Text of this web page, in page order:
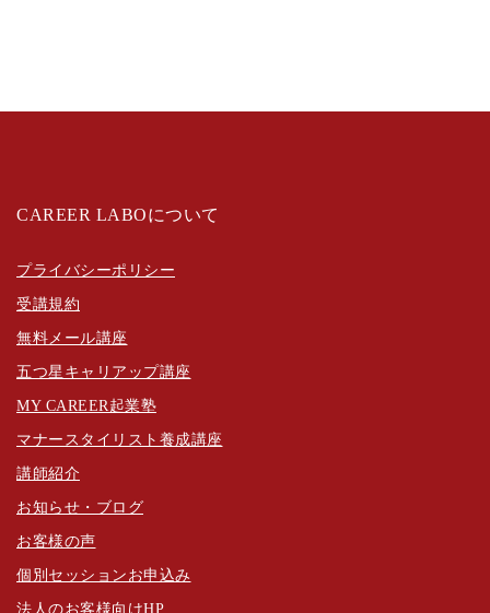
CAREER LABOについて
プライバシーポリシー
受講規約
無料メール講座
五つ星キャリアップ講座
MY CAREER起業塾
マナースタイリスト養成講座
講師紹介
お知らせ・ブログ
お客様の声
個別セッションお申込み
法人のお客様向けHP